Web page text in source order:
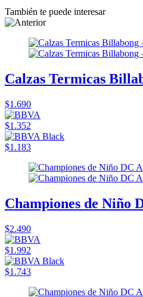
También te puede interesar
Calzas Termicas
$1.690
$1.352
$1.183
Championes de Niño
$2.490
$1.992
$1.743